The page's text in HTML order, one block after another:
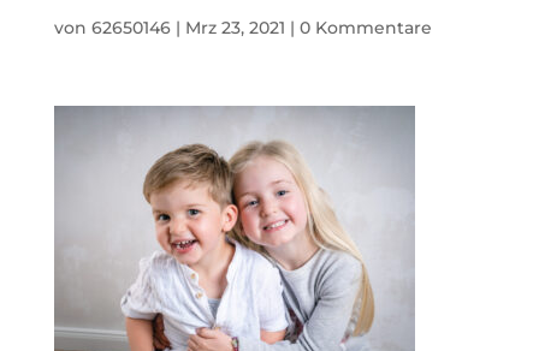
von 62650146| Mrz 23, 2021 | 0 Kommentare